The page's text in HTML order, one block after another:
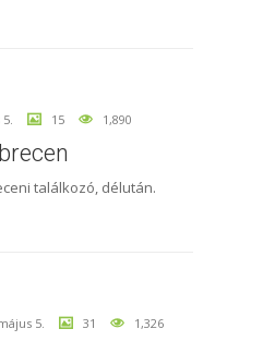
15 1,890
találkozó, délután.
5. 31 1,326